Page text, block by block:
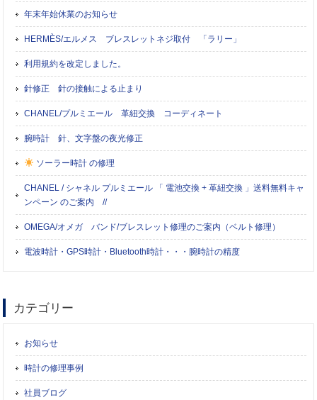
年末年始休業のお知らせ
HERMÈS/エルメス ブレスレットネジ取付 「ラリー」
利用規約を改定しました。
針修正 針の接触による止まり
CHANEL/プルミエール 革紐交換 コーディネート
腕時計 針、文字盤の夜光修正
ソーラー時計 の修理
CHANEL / シャネル プルミエール 「 電池交換 + 革紐交換 」送料無料キャ
ンペーン のご案内 //
OMEGA/オメガ バンド/ブレスレット修理のご案内（ベルト修理）
電波時計・GPS時計・Bluetooth時計・・・腕時計の精度
カテゴリー
お知らせ
時計の修理事例
社員ブログ